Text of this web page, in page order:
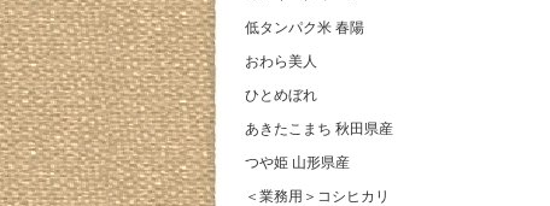
低タンパク米 春陽
おわら美人
ひとめぼれ
あきたこまち 秋田県産
つや姫 山形県産
＜業務用＞コシヒカリ